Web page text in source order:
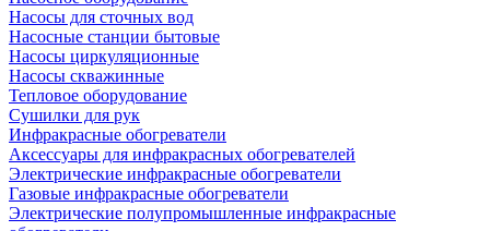
Насосы для сточных вод
Насосные станции бытовые
Насосы циркуляционные
Насосы скважинные
Тепловое оборудование
Сушилки для рук
Инфракрасные обогреватели
Аксессуары для инфракрасных обогревателей
Электрические инфракрасные обогреватели
Газовые инфракрасные обогреватели
Электрические полупромышленные инфракрасные